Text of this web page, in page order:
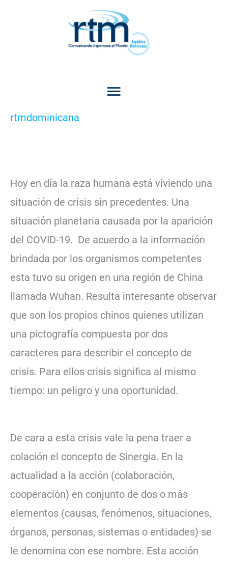
Main
Menu
Devocionales
¡UN VIRUS NOS TIENE EN JAQUE!
¡UN VIRUS NOS TIENE EN JAQUE!
rtmdominicana
Hoy en día la raza humana está viviendo una
situación de crisis sin precedentes. Una
situación planetaria causada por la aparición
del COVID-19. De acuerdo a la información
brindada por los organismos competentes
esta tuvo su origen en una región de China
llamada Wuhan. Resulta interesante observar
que son los propios chinos quienes utilizan
una pictografía compuesta por dos
caracteres para describir el concepto de
crisis. Para ellos crisis significa al mismo
tiempo: un peligro y una oportunidad.
De cara a esta crisis vale la pena traer a
colación el concepto de Sinergia. En la
actualidad a la acción (colaboración,
cooperación) en conjunto de dos o más
elementos (causas, fenómenos, situaciones,
órganos, personas, sistemas o entidades) se
le denomina con ese nombre. Esta acción